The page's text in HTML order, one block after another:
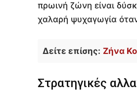
πρωινή ζώνη είναι
χαλαρή ψυχαγωγία
Δείτε επίσης: Ζήνα
Στρατηγικές